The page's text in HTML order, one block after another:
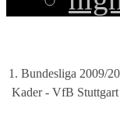
1. Bundesliga 2009/
Kader - VfB